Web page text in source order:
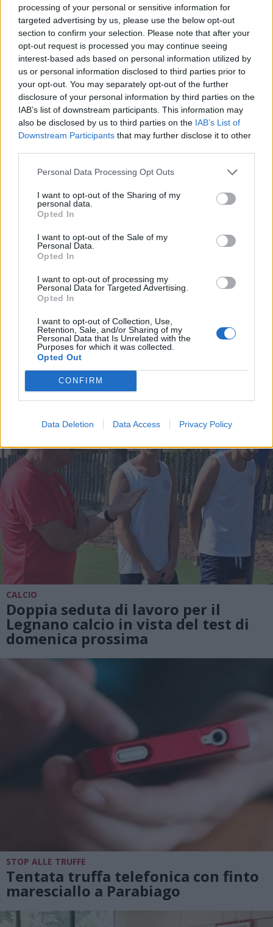
processing of your personal or sensitive information for
targeted advertising by us, please use the below opt-out
section to confirm your selection. Please note that after your
opt-out request is processed you may continue seeing
interest-based ads based on personal information utilized by
us or personal information disclosed to third parties prior to
your opt-out. You may separately opt-out of the further
disclosure of your personal information by third parties on the
IAB’s list of downstream participants. This information may
also be disclosed by us to third parties on the IAB’s List of
Downstream Participants that may further disclose it to other
Personal Data Processing Opt Outs
I want to opt-out of the Sharing of my
personal data.
Opted In
I want to opt-out of the Sale of my
Personal Data.
Opted In
I want to opt-out of processing my
Personal Data for Targeted Advertising.
Opted In
I want to opt-out of Collection, Use,
Retention, Sale, and/or Sharing of my
Personal Data that Is Unrelated with the
Purposes for which it was collected.
Opted Out
CONFIRM
Data Deletion Data Access Privacy Policy
DALLA HOME
LEGNANO
Al via i lavori in centro a Legnano
per il tracciamento degli stalli di
sosta
CALCIO
Doppia seduta di lavoro per il
Legnano calcio in vista del test di
domenica prossima
STOP ALLE TRUFFE
Tentata truffa telefonica con finto
maresciallo a Parabiago